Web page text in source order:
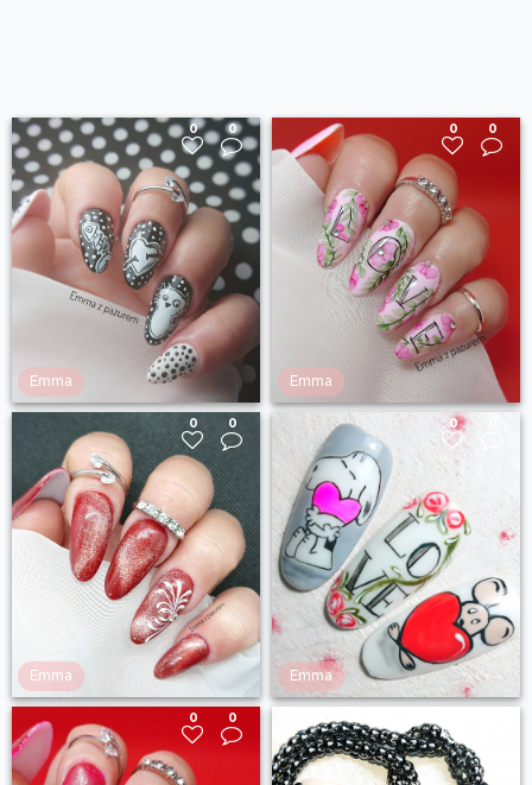
0 0
Emma
0 0
Emma
0 0
Emma
0
Emma
0 0